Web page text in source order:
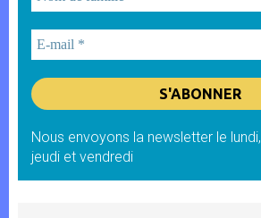
Nous envoyons la newsletter le
jeudi et vendredi